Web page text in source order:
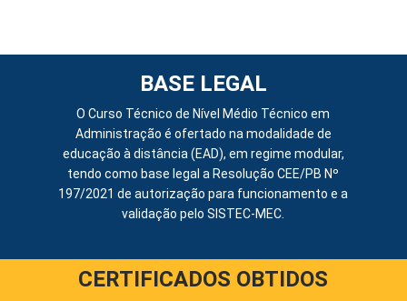
BASE LEGAL
O Curso Técnico de Nível Médio Técnico em
Administração é ofertado na modalidade de
educação à distância (EAD), em regime modular,
tendo como base legal a Resolução CEE/PB Nº
197/2021 de autorização para funcionamento e a
validação pelo SISTEC-MEC.
CERTIFICADOS OBTIDOS